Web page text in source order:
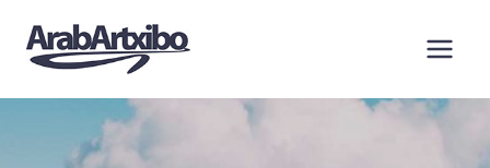
contenido